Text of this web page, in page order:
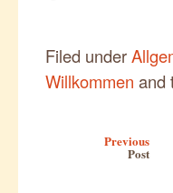
Filed under
Willkommen and
Previous
Post